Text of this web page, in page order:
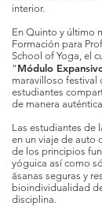
interior.
En Quinto y último
Formación para
School of Yoga, el
“Módulo
maravilloso festival
estudiantes
de manera
Las estudiantes de
en un viaje de auto
de los principios
yóguica así como
āsanas seguras y
bioindividualidad
disciplina.